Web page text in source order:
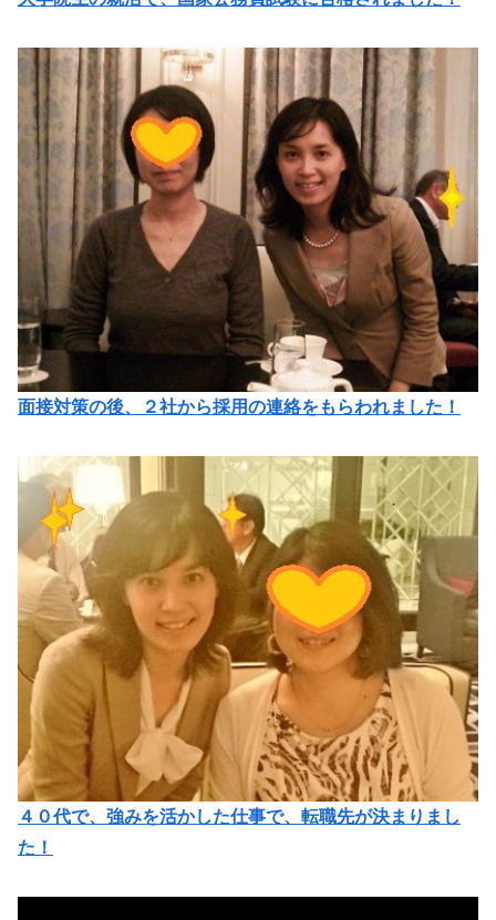
面接対策の後、２社から採用の連絡をもらわれました！
４０代で、強みを活かした仕事で、転職先が決まりまし
た！